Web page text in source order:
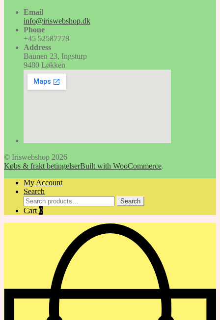
Email
info@iriswebshop.dk
Phone
+45 52587778
Address
Baunen 23, Ingsturp
9480 Løkken
© Iriswebshop 2026
Købs & frakt betingelserBuilt with WooCommerce.
My Account
Search
Search
for:
Search
Cart 0